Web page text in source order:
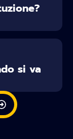
si va